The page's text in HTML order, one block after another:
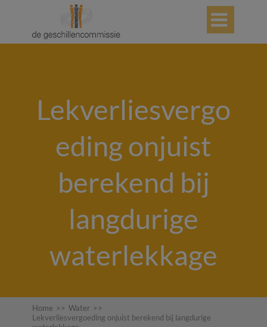

Lekverliesvergo
eding onjuist
berekend bij
langdurige
waterlekkage
Home >> Water >>
Lekverliesvergoeding onjuist berekend bij langdurige